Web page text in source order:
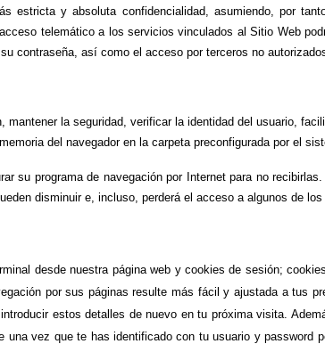
estricta y absoluta confidencialidad, asumiendo, por
telemático a los servicios vinculados al Sitio Web
contraseña, así como el acceso por terceros no
la seguridad, verificar la identidad del usuario,
del navegador en la carpeta preconfigurada por el
su programa de navegación por Internet para no
disminuir e, incluso, perderá el acceso a algunos de
desde nuestra página web y cookies de sesión;
por sus páginas resulte más fácil y ajustada a tus
estos detalles de nuevo en tu próxima visita.
vez que te has identificado con tu usuario y